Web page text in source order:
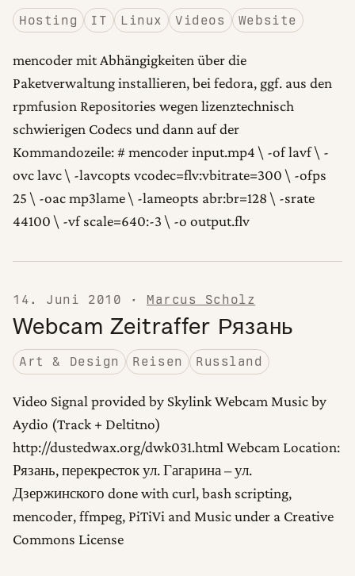
Hosting IT Linux Videos Website
mencoder mit Abhängigkeiten über die
Paketverwaltung installieren, bei fedora, ggf. aus den
rpmfusion Repositories wegen lizenztechnisch
schwierigen Codecs und dann auf der
Kommandozeile: # mencoder input.mp4 \ -of lavf \ -
ovc lavc \ -lavcopts vcodec=flv:vbitrate=300 \ -ofps
25 \ -oac mp3lame \ -lameopts abr:br=128 \ -srate
44100 \ -vf scale=640:-3 \ -o output.flv
14. Juni 2010 · Marcus Scholz
Webcam Zeitraffer Рязань
Art & Design Reisen Russland
Video Signal provided by Skylink Webcam Music by
Aydio (Track + Deltitno)
http://dustedwax.org/dwk031.html Webcam Location:
Рязань, перекресток ул. Гагарина – ул.
Дзержинского done with curl, bash scripting,
mencoder, ffmpeg, PiTiVi and Music under a Creative
Commons License